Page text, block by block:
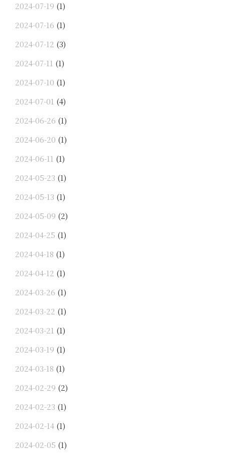
2024-07-19 (1)
2024-07-16 (1)
2024-07-12 (3)
2024-07-11 (1)
2024-07-10 (1)
2024-07-01 (4)
2024-06-26 (1)
2024-06-20 (1)
2024-06-11 (1)
2024-05-23 (1)
2024-05-13 (1)
2024-05-09 (2)
2024-04-25 (1)
2024-04-18 (1)
2024-04-12 (1)
2024-03-26 (1)
2024-03-22 (1)
2024-03-21 (1)
2024-03-19 (1)
2024-03-18 (1)
2024-02-29 (2)
2024-02-23 (1)
2024-02-14 (1)
2024-02-05 (1)